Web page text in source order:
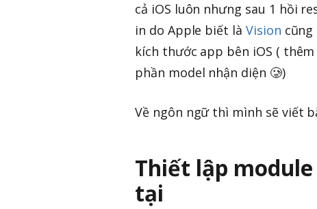
cả iOS luôn nhưng sau 1 hồi
in do Apple biết là Vision
kích thước app bên iOS (
phần model nhận diện 🥲)
Về ngôn ngữ thì mình sẽ viết
Thiết lập
tại